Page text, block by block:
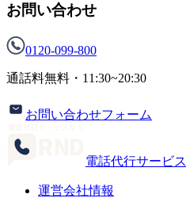
お問い合わせ
0120-099-800
通話料無料・ 11:30~20:30
お問い合わせフォーム
電話代行サービス
運営会社情報